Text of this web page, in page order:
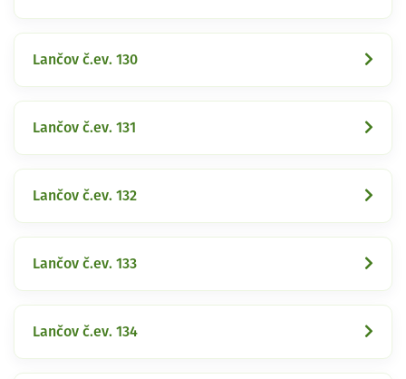
Lančov č.ev. 130
Lančov č.ev. 131
Lančov č.ev. 132
Lančov č.ev. 133
Lančov č.ev. 134